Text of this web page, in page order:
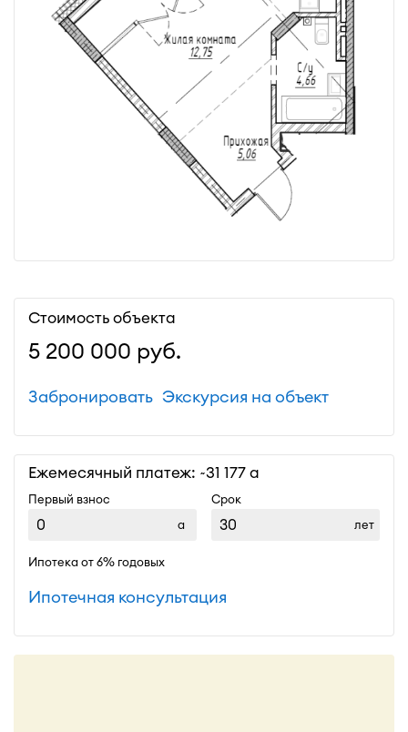
Стоимость объекта
5 200 000 руб.
Экскурсия на объект
Забронировать
Ежемесячный платеж: ~31 177
Первый взнос
Срок
лет
Ипотека от 6% годовых
Ипотечная консультация